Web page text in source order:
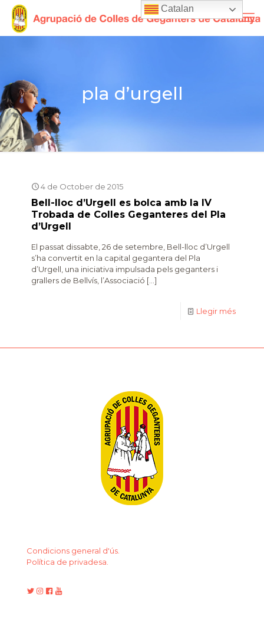
pla d’urgell
4 de October de 2015
Bell-lloc d’Urgell es bolca amb la IV
Trobada de Colles Geganteres del Pla
d’Urgell
El passat dissabte, 26 de setembre, Bell-lloc d’Urgell
s’ha convertit en la capital gegantera del Pla
d’Urgell, una iniciativa impulsada pels geganters i
grallers de Bellvís, l’Associació […]
Llegir més
Condicions general d'ús.
Política de privadesa.
Catalan